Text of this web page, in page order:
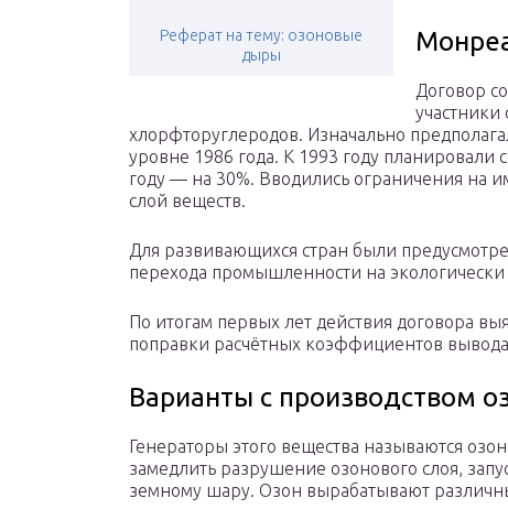
Реферат на тему: озоновые
дыры
Договор
участники
хлорфторуглеродов. Изначально
уровне 1986 года. К 1993 году планировали
году — на 30%. Вводились ограничения на
слой веществ.
Для развивающихся стран были
перехода промышленности на
По итогам первых лет действия договора
поправки расчётных коэффициентов
Варианты с производством
Генераторы этого вещества называются
замедлить разрушение озонового слоя,
земному шару. Озон вырабатывают